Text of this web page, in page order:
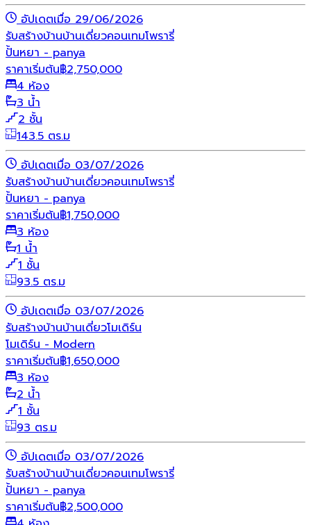
อัปเดตเมื่อ 29/06/2026
รับสร้างบ้านบ้านเดี่ยวคอนเทมโพรารี่
ปั้นหยา - panya
ราคาเริ่มต้น฿2,750,000
4 ห้อง
3 น้ำ
2 ชั้น
143.5 ตร.ม
อัปเดตเมื่อ 03/07/2026
รับสร้างบ้านบ้านเดี่ยวคอนเทมโพรารี่
ปั้นหยา - panya
ราคาเริ่มต้น฿1,750,000
3 ห้อง
1 น้ำ
1 ชั้น
93.5 ตร.ม
อัปเดตเมื่อ 03/07/2026
รับสร้างบ้านบ้านเดี่ยวโมเดิร์น
โมเดิร์น - Modern
ราคาเริ่มต้น฿1,650,000
3 ห้อง
2 น้ำ
1 ชั้น
93 ตร.ม
อัปเดตเมื่อ 03/07/2026
รับสร้างบ้านบ้านเดี่ยวคอนเทมโพรารี่
ปั้นหยา - panya
ราคาเริ่มต้น฿2,500,000